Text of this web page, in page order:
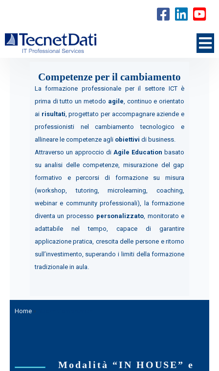
Competenze per il cambiamento
La formazione professionale per il settore ICT è
prima di tutto un metodo agile, continuo e orientato
ai risultati, progettato per accompagnare aziende e
professionisti nel cambiamento tecnologico e
allineare le competenze agli obiettivi di business.
Attraverso un approccio diAgile Education basato
su analisi delle competenze, misurazione del gap
formativo e percorsi di formazione su misura
(workshop, tutoring, microlearning, coaching,
webinar e community professionali), la formazione
diventa un processo personalizzato, monitorato e
adattabile nel tempo, capace di garantire
applicazione pratica, crescita delle persone e ritorno
sull’investimento, superando i limiti della formazione
tradizionale in aula.
Home »
Modalità “IN HOUSE” e